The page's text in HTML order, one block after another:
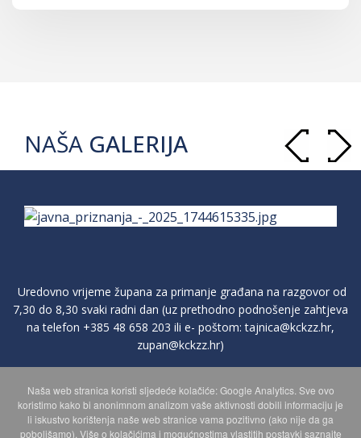
NAŠA GALERIJA
Uredovno vrijeme župana za primanje građana na razgovor od
7,30 do 8,30 svaki radni dan (uz prethodno podnošenje zahtjeva
na telefon +385 48 658 203 ili e- poštom:tajnica@kckzz.hr,
zupan@kckzz.hr)
POLITIKA ZAŠTITE PRIVATNOSTI OSOBNIH PODATAKA
Naša web stranica koristi sljedeće kolačiće: Google Analytics. Sve ovo
koristimo kako bi anonimnom analizom vaše aktivnosti dobili informaciju je
li iskustvo korištenja naše web stranice vama pozitivno (ako nije da ga
poboljšamo). Više o kolačićima i mogućnostima vlastitih postavki saznajte